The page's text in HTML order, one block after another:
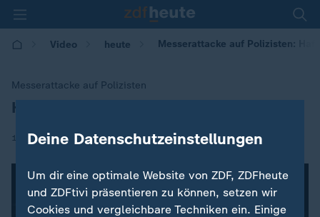
Video heute Messerattacke auf Polizisten:
Messerattacke auf Polizisten
:Haftstrafe gegen Safia S. bestätigt
19.04.2018 | 18:47
Deine Datenschutzeinstellungen
Um dir eine optimale Website von ZDF, ZDFheute
und ZDFtivi präsentieren zu können, setzen wir
Cookies und vergleichbare Techniken ein. Einige